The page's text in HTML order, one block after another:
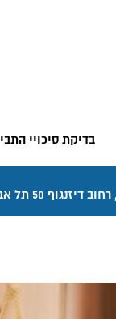
בדיקת סיכויי